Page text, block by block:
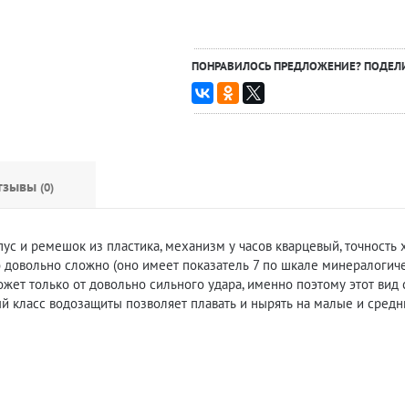
ПОНРАВИЛОСЬ ПРЕДЛОЖЕНИЕ?
(0)
и ремешок из пластика, механизм у часов кварцевый,
довольно сложно (оно имеет показатель 7 по шкале
только от довольно сильного удара, именно поэтому этот
класс водозащиты позволяет плавать и нырять на малые и